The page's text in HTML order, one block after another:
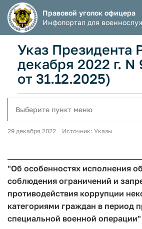
Правовой уголок офицера
Инфопортал для
Указ Президента
декабря 2022 г.
от 31.12.2025)
Выберите пункт меню
29 декабря 2022 Источник: Указы
"Об особенностях исполнения
соблюдения ограничений и
противодействия коррупции
категориями граждан в период
специальной военной операции"